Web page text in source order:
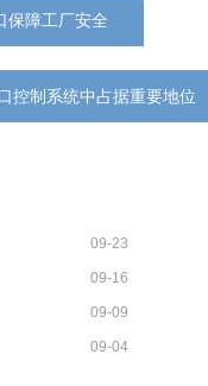
保障工厂安全
控制系统中占据重要地位
09-23
09-16
09-09
09-04